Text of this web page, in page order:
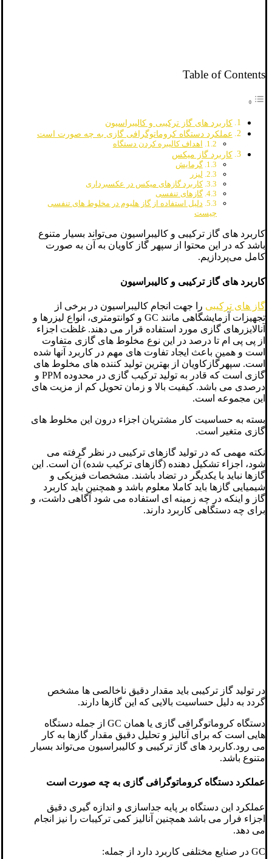
Table of Contents
کاربرد های گاز ترکیبی و کالیبراسیون
عملکرد دستگاه کروماتوگرافی گازی به چه صورت است
اهداف کالیبره کردن دستگاه
کاربرد گاز میکس
گرمایش
لیزر
کاربرد گازهای میکس در عکسبرداری
گازهای تنفسی
دلیل استفاده از گاز هلیوم در مخلوط های تنفسی
چیست
کاربرد های گاز ترکیبی و کالیبراسیون می‌تواند بسیار متنوع
باشد که در این محتوا از سپهر گاز کاویان به آن به صورت
کامل می‌پردازیم.
کاربرد های گاز ترکیبی و کالیبراسیون
گاز های ترکیبی را جهت انجام کالیبراسیون در برخی از
تجهیزات آزمایشگاهی مانند GC و کوانتومتری، انواع لیزرها و
آنالایزرهای گازی مورد استفاده قرار می دهند. غلظت اجزاء
از پی پی ام تا درصد در این نوع مخلوط های گازی متفاوت
است و همین باعث ایجاد تفاوت های مهم در کاربرد آنها شده
است. سپهرگازکاویان از بهترین تولید کننده های مخلوط های
گازی است که قادر به تولید ترکیب گازی در محدوده PPM و
درصدی می باشد. کیفیت بالا و زمان تحویل کم از مزیت های
این مجموعه است.
بسته به حساسیت کار مشتریان اجزاء درون این مخلوط های
گازی متغیر است.
نکته مهمی که در تولید گازهای ترکیبی در نظر گرفته می
شود، اجزاء تشکیل دهنده (گازهای ترکیب شده) آن است. این
گازها نباید با یکدیگر در تضاد باشند. مشخصات فیزیکی و
شیمیایی گازها باید کاملا معلوم باشد و همچنین باید کاربرد
گاز و اینکه در چه زمینه ای استفاده می شود آگاهی داشت، و
برای چه دستگاهی کاربرد دارند.
در تولید گاز ترکیبی باید مقدار دقیق ناخالصی ها مشخص
گردد به دلیل حساسیت بالایی که این گازها دارند.
دستگاه کروماتوگرافی گازی یا همان GC از جمله دستگاه
هایی است که برای آنالیز و تحلیل دقیق مقدار گازها به کار
می رود.کاربرد های گاز ترکیبی و کالیبراسیون می‌تواند بسیار
متنوع باشد.
عملکرد دستگاه کروماتوگرافی گازی به چه صورت است
عملکرد این دستگاه بر پایه جداسازی و اندازه گیری دقیق
اجزاء فرار می باشد همچنین آنالیز کمی ترکیبات را نیز انجام
می دهد.
GC در صنایع مختلفی کاربرد دارد از جمله: